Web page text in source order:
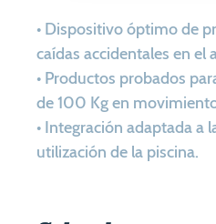
• Dispositivo óptimo de
caídas accidentales en el
• Productos probados
de 100 Kg en
• Integración adaptada a
utilización de la piscina.